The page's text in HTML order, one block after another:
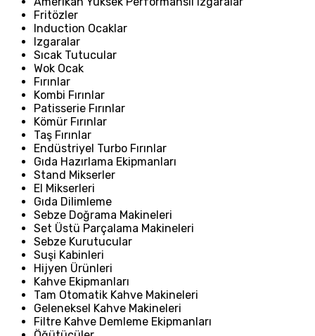
Fritözler
Induction Ocaklar
Izgaralar
Sıcak Tutucular
Wok Ocak
Fırınlar
Kombi Fırınlar
Patisserie Fırınlar
Kömür Fırınlar
Taş Fırınlar
Endüstriyel Turbo Fırınlar
Gıda Hazırlama Ekipmanları
Stand Mikserler
El Mikserleri
Gıda Dilimleme
Sebze Doğrama Makineleri
Set Üstü Parçalama Makineleri
Sebze Kurutucular
Suşi Kabinleri
Hijyen Ürünleri
Kahve Ekipmanları
Tam Otomatik Kahve Makineleri
Geleneksel Kahve Makineleri
Filtre Kahve Demleme Ekipmanları